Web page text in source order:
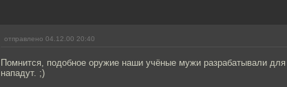
отправлено 04.12.00 20:40
Помнится, подобное оружие наши учёные мужи разрабатывали
нападут. ;)